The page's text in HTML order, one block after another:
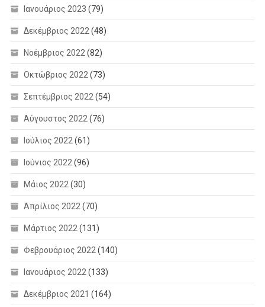
Ιανουάριος 2023 (79)
Δεκέμβριος 2022(48)
Νοέμβριος 2022(82)
Οκτώβριος 2022(73)
Σεπτέμβριος 2022(54)
Αύγουστος 2022(76)
Ιούλιος 2022(61)
Ιούνιος 2022(96)
Μάιος 2022(30)
Απρίλιος 2022(70)
Μάρτιος 2022(131)
Φεβρουάριος 2022(140)
Ιανουάριος 2022(133)
Δεκέμβριος 2021 (164)